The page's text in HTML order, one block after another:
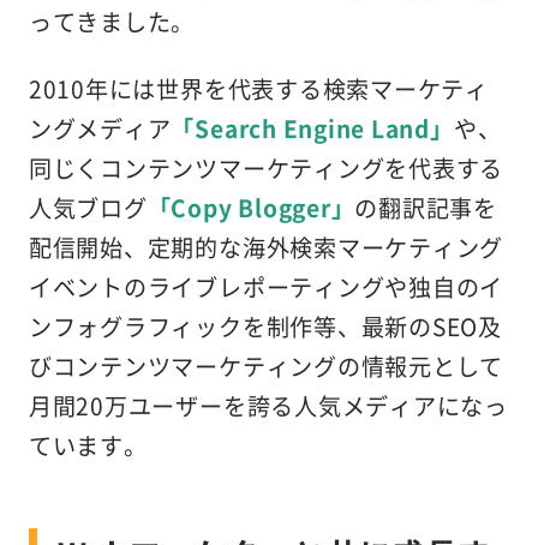
ってきました。
2010年には世界を代表する検索マーケティ
ングメディア 「Search Engine Land」 や、
同じくコンテンツマーケティングを代表する
人気ブログ 「Copy Blogger」 の翻訳記事を
配信開始、定期的な海外検索マーケティング
イベントのライブレポーティングや独自のイ
ンフォグラフィックを制作等、最新のSEO及
びコンテンツマーケティングの情報元として
月間20万ユーザーを誇る人気メディアになっ
ています。